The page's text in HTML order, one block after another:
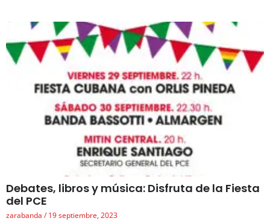
Debates, libros y música: Disfruta de la Fiesta
del PCE
zarabanda 19 septiembre, 2023